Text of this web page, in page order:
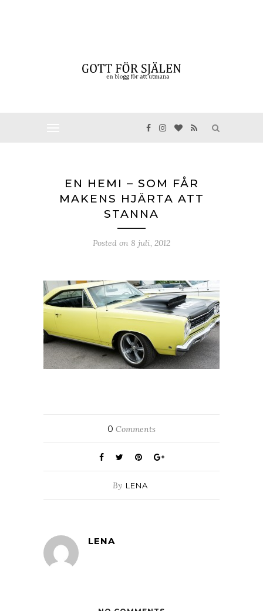
EN HEMI – SOM FÅR
MAKENS HJÄRTA ATT
STANNA
Posted on 8 juli, 2012
0 Comments
By LENA
LENA